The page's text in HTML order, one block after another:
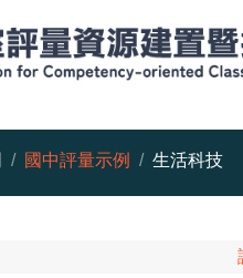
國中評量示例 生活科技